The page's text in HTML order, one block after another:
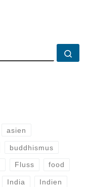
asien
buddhismus
Fluss food
India Indien